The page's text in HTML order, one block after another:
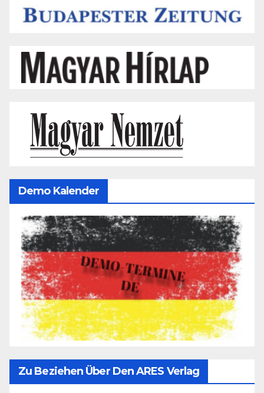
Demo Kalender
Zu Beziehen Über Den ARES Verlag